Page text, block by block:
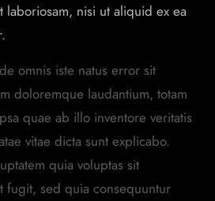
laboriosam, nisi ut aliquid ex ea
omnis iste natus error sit
doloremque laudantium, totam
quae ab illo inventore veritatis
vitae dicta sunt explicabo.
quia voluptas sit
fugit, sed quia consequuntur